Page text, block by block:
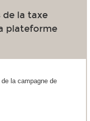
de la taxe
plateforme
la campagne de